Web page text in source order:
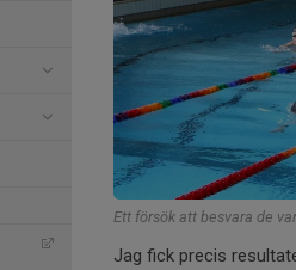
Ett försök att besvara de
Jag fick precis